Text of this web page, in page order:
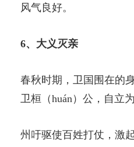
风气良好。
6、大义灭亲
春秋时期，卫国围在的
卫桓（huán）公，自立为
州吁驱使百姓打仗，激